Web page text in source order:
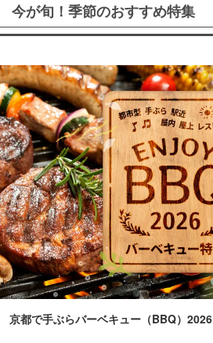
今が旬！季節のおすすめ特集
京都で手ぶらバーベキュー（BBQ）2026